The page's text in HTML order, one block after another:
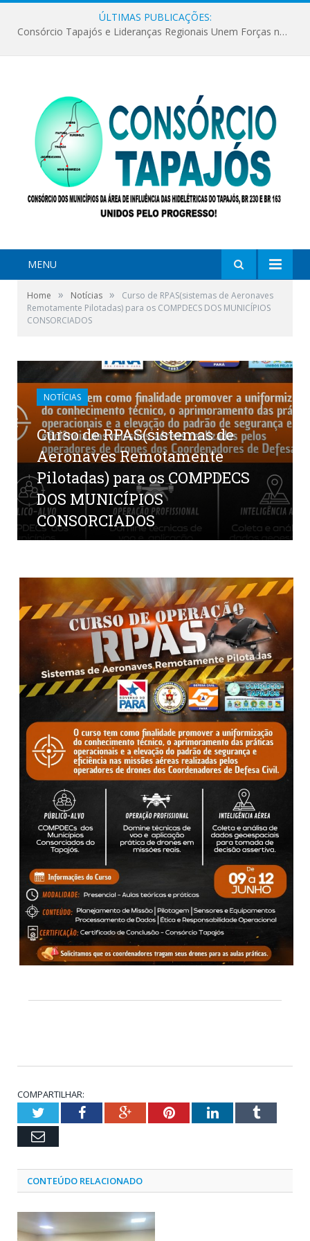
ÚLTIMAS PUBLICAÇÕES:
Consórcio Tapajós e Lideranças Regionais Unem Forças no Movimento Avança Tapajós.
MENU
Home » Notícias »
Curso de RPAS(sistemas de Aeronaves
Remotamente Pilotadas) para os COMPDECS DOS MUNICÍPIOS
CONSORCIADOS
NOTÍCIAS
Curso de RPAS(sistemas de
Aeronaves Remotamente
Pilotadas) para os COMPDECS
DOS MUNICÍPIOS
CONSORCIADOS
COMPARTILHAR:
TwitterFacebookGoogle+PinterestLinkedInTumblr
Email
CONTEÚDO RELACIONADO